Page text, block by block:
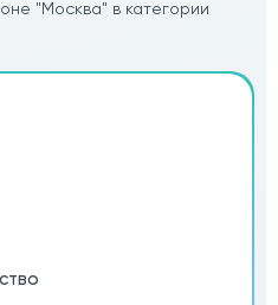
"Москва" в категории